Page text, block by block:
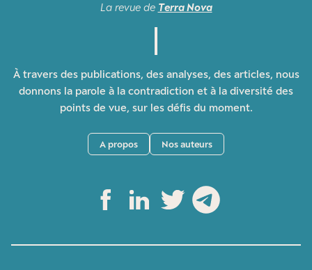
La revue de Terra Nova
À travers des publications, des analyses, des articles, nous
donnons la parole à la contradiction et à la diversité des
points de vue, sur les défis du moment.
A propos Nos auteurs